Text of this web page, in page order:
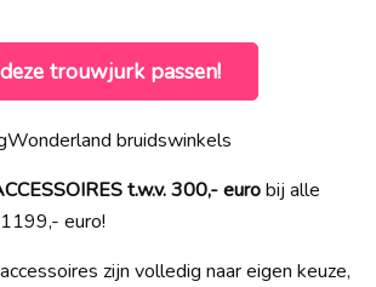
trouwjurk passen!
bruidswinkels
t.w.v. 300,- eurobij alle
euro!
zijn volledig naar eigen keuze,